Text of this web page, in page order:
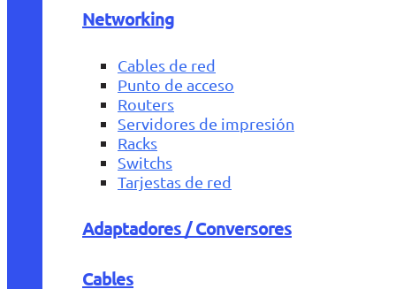
Networking
Cables de red
Punto de acceso
Routers
Servidores de impresión
Racks
Switchs
Tarjestas de red
Adaptadores / Conversores
Cables